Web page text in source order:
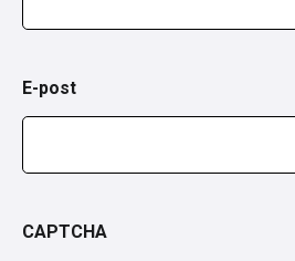
E-post
CAPTCHA